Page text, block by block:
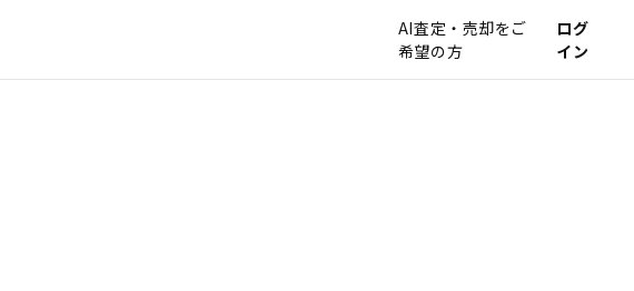
AI査定・売却をご
希望の方
ログ
イン